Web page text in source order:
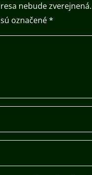
nebude zverejnená.
označené*